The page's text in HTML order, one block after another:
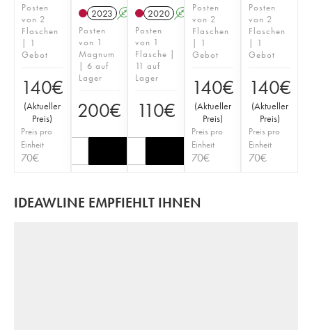
Posten
von 2
Flaschen
| 1
Gebot
140€
(Aktueller
Preis)
Preis pro
Einheit
70€
2023 A
Posten
von 1
Magnum
| 6 auf
Lager
200€
2020 A
Posten
von 1
Flasche |
11 auf
Lager
110€
Posten
von 2
Flaschen
| 1
Gebot
140€
(Aktueller
Preis)
Preis pro
Einheit
70€
Posten
von 2
Flaschen
| 1
Gebot
140€
(Aktueller
Preis)
Preis pro
Einheit
70€
IDEAWLINE EMPFIEHLT IHNEN